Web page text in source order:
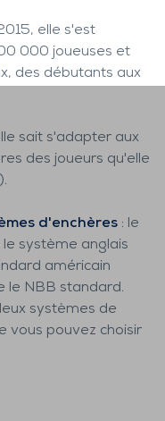
elle s'est
000 joueuses et
des débutants aux
sait s'adapter aux
des joueurs qu'elle
d'enchères : le
système anglais
américain
le NBB standard.
systèmes de
vous pouvez choisir